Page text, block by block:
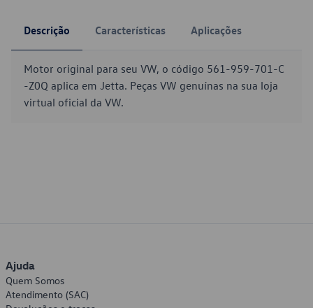
Descrição Características Aplicações
Motor original para seu VW, o código 561-959-701-C
-Z0Q aplica em Jetta. Peças VW genuínas na sua loja
virtual oficial da VW.
Ajuda
Quem Somos
Atendimento (SAC)